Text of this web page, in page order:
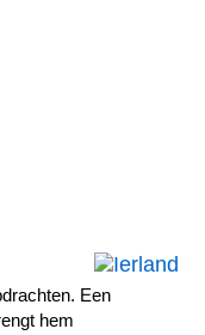
Een
hem